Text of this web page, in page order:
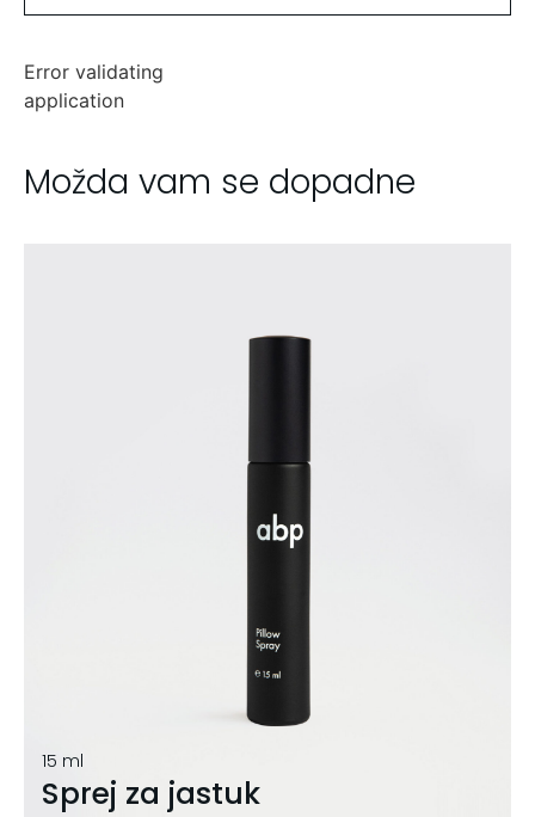
Error validating
application
Možda vam se dopadne
15 ml
Sprej za jastuk